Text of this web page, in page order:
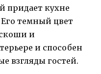
придает кухне
темный цвет
и
и способен
взгляды гостей.